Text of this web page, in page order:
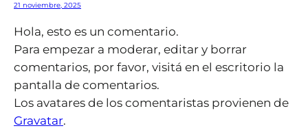
21 noviembre, 2025
Hola, esto es un comentario.
Para empezar a moderar, editar y borrar
comentarios, por favor, visitá en el escritorio la
pantalla de comentarios.
Los avatares de los comentaristas provienen de
Gravatar.